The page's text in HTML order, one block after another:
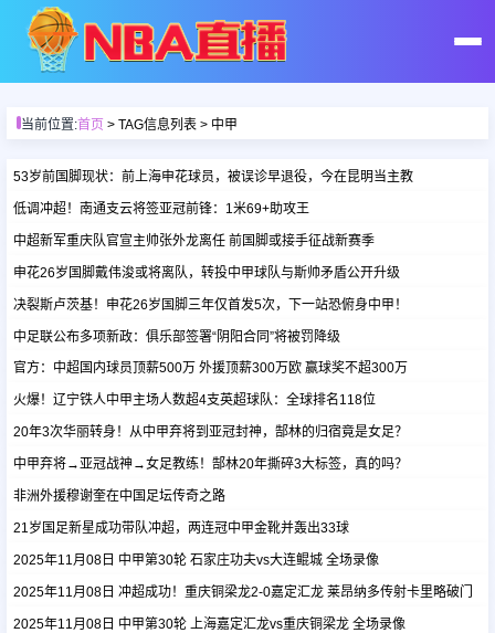
首页
足球直播
篮球直播
足球录像
篮球录像
足球集锦
篮球集锦
足球新闻
篮球新闻
当前位置:首页 > TAG信息列表 > 中甲
53岁前国脚现状：前上海申花球员，被误诊早退役，今在昆明当主教
低调冲超！南通支云将签亚冠前锋：1米69+助攻王
中超新军重庆队官宣主帅张外龙离任 前国脚或接手征战新赛季
申花26岁国脚戴伟浚或将离队，转投中甲球队与斯帅矛盾公开升级
决裂斯卢茨基！申花26岁国脚三年仅首发5次，下一站恐俯身中甲！
中足联公布多项新政：俱乐部签署“阴阳合同”将被罚降级
官方：中超国内球员顶薪500万 外援顶薪300万欧 赢球奖不超300万
火爆！辽宁铁人中甲主场人数超4支英超球队：全球排名118位
20年3次华丽转身！从中甲弃将到亚冠封神，郜林的归宿竟是女足？
中甲弃将→亚冠战神→女足教练！郜林20年撕碎3大标签，真的吗？
非洲外援穆谢奎在中国足坛传奇之路
21岁国足新星成功带队冲超，两连冠中甲金靴并轰出33球
2025年11月08日 中甲第30轮 石家庄功夫vs大连鲲城 全场录像
2025年11月08日 冲超成功！重庆铜梁龙2-0嘉定汇龙 莱昂纳多传射卡里略破门
2025年11月08日 中甲第30轮 上海嘉定汇龙vs重庆铜梁龙 全场录像